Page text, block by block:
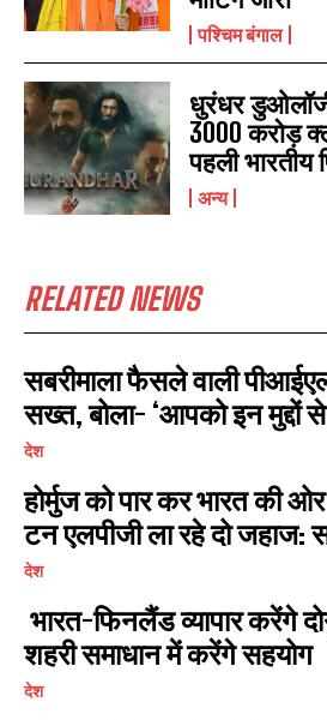
I WANT IN
I've read and accept thePrivacy
पश्चिम बंगाल
धुरंधर
3000 करोड़
पहली भारतीय
अन्य
RELATED NEWS
सबरीमाला फैसले वाली
सख्त, बोला- ‘आपको इन मुद्दों से
देश
होर्मुज को पार कर भारत की
टन एलपीजी ला रहे दो जहाज:
देश
भारत-फिनलैंड व्यापार करेंगे
शहरी समाधान में करेंगे सहयोग
देश